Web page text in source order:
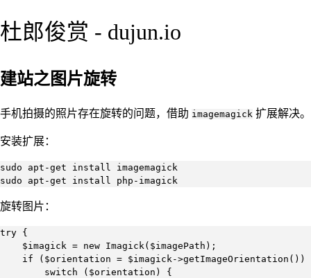
杜郎俊赏 - dujun.io
建站之图片旋转
手机拍摄的照片存在旋转的问题，借助 imagemagick 扩展解决。
安装扩展：
sudo apt-get install imagemagick
sudo apt-get install php-imagick
旋转图片：
try {
    $imagick = new Imagick($imagePath);
if ($orientation = $imagick->getImageOrientation())
        switch ($orientation) {